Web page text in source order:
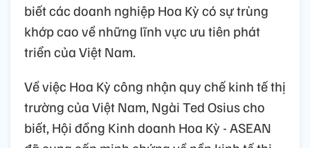
biết các doanh nghiệp Hoa Kỳ có sự trùng
khớp cao về những lĩnh vực ưu tiên phát
triển của Việt Nam.
Về việc Hoa Kỳ công nhận quy chế kinh tế thị
trường của Việt Nam, Ngài Ted Osius cho
biết, Hội đồng Kinh doanh Hoa Kỳ - ASEAN